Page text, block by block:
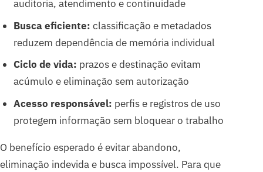
auditoria, atendimento e continuidade
Busca eficiente: classificação e metadados
reduzem dependência de memória individual
Ciclo de vida: prazos e destinação evitam
acúmulo e eliminação sem autorização
Acesso responsável: perfis e registros de uso
protegem informação sem bloquear o trabalho
O benefício esperado é evitar abandono,
eliminação indevida e busca impossível. Para que